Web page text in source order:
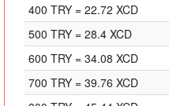
400 TRY = 22.72 XCD
500 TRY = 28.4 XCD
600 TRY = 34.08 XCD
700 TRY = 39.76 XCD